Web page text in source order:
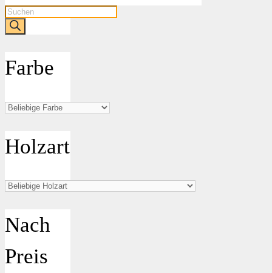
Products
search
Farbe
Holzart
Nach
Preis